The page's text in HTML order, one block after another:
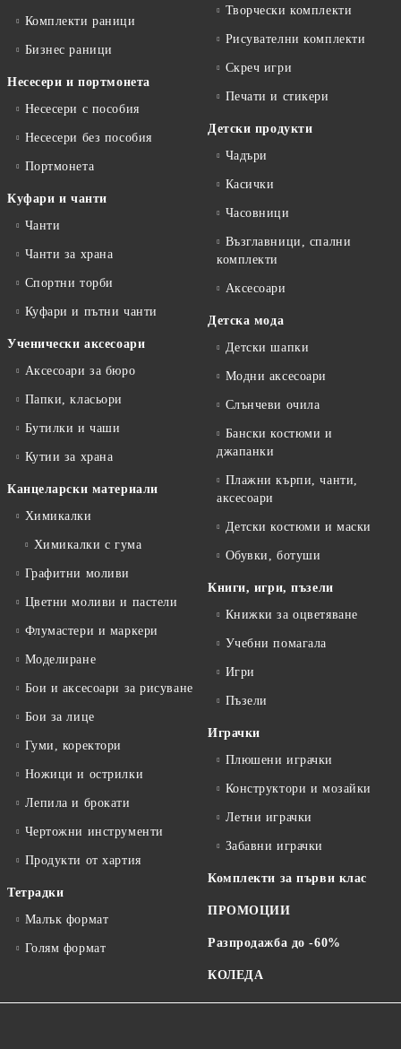
Комплекти раници
Бизнес раници
Несесери и портмонета
Несесери с пособия
Несесери без пособия
Портмонета
Куфари и чанти
Чанти
Чанти за храна
Спортни торби
Куфари и пътни чанти
Ученически аксесоари
Аксесоари за бюро
Папки, класьори
Бутилки и чаши
Кутии за храна
Канцеларски материали
Химикалки
Химикалки с гума
Графитни моливи
Цветни моливи и пастели
Флумастери и маркери
Моделиране
Бои и аксесоари за рисуване
Бои за лице
Гуми, коректори
Ножици и острилки
Лепила и брокати
Чертожни инструменти
Продукти от хартия
Тетрадки
Малък формат
Голям формат
Творчески комплекти
Рисувателни комплекти
Скреч игри
Печати и стикери
Детски продукти
Чадъри
Касички
Часовници
Възглавници, спални
комплекти
Аксесоари
Детска мода
Детски шапки
Модни аксесоари
Слънчеви очила
Бански костюми и
джапанки
Плажни кърпи, чанти,
аксесоари
Детски костюми и маски
Обувки, ботуши
Книги, игри, пъзели
Книжки за оцветяване
Учебни помагала
Игри
Пъзели
Играчки
Плюшени играчки
Конструктори и мозайки
Летни играчки
Забавни играчки
Комплекти за първи клас
ПРОМОЦИИ
Разпродажба до -60%
КОЛЕДА